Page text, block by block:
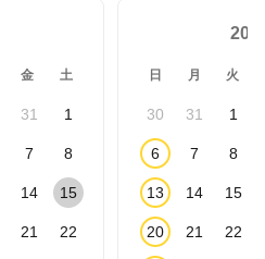
金 土
31 1
7 8
14 15
21 22
日 月 火
30 31 1
6 7 8
13 14 15
20 21 22